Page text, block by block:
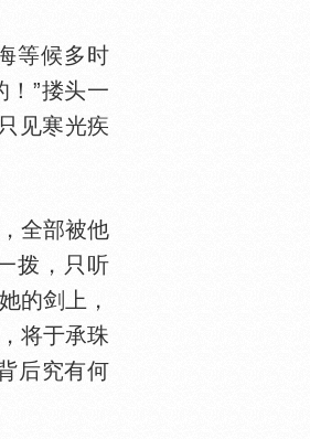
等候多时
”搂头一
见寒光疾
全部被他
拨，只听
的剑上，
将于承珠
后究有何